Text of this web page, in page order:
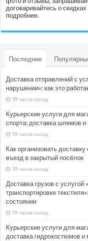
договаривайтесь о
подробнее.
Последние
Доставка отправлений с
нарушении»: как это
19 часов назад
Курьерские услуги для
спорта: доставка шлемов
19 часов назад
Как организовать
въезд в закрытый посёлок
19 часов назад
Доставка грузов с
транспортировке
состоянии
19 часов назад
Курьерские услуги для
доставка гидрокостюмов и